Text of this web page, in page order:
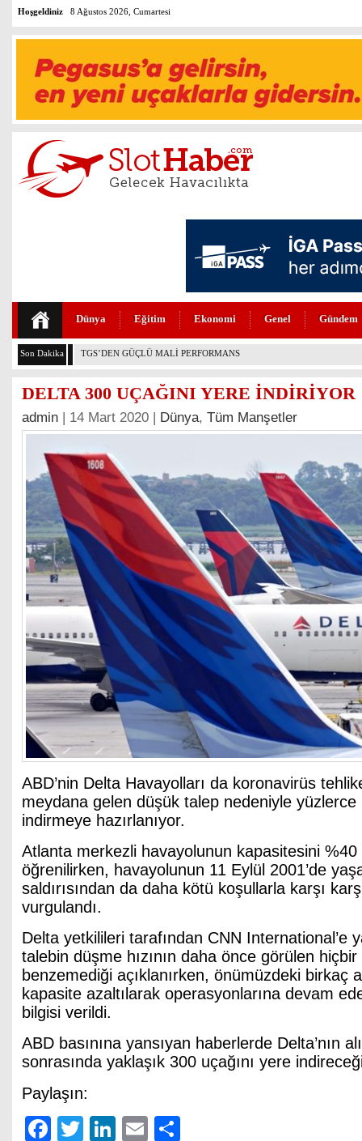
Hoşgeldiniz 8 Ağustos 2026, Cumartesi
Dünya Eğitim Ekonomi Genel Gündem
Son Dakika THY VE PEGASUS DÜNYANIN EN DEĞERLİLERİ ARASINDA
DELTA 300 UÇAĞINI YERE İNDİRİYOR
admin | 14 Mart 2020 | Dünya, Tüm Manşetler
ABD’nin Delta Havayolları da koronavirüs
meydana gelen düşük talep nedeniyle yüzlerce
indirmeye hazırlanıyor.
Atlanta merkezli havayolunun kapasitesini %40
öğrenilirken, havayolunun 11 Eylül 2001’de
saldırısından da daha kötü koşullarla karşı
vurgulandı.
Delta yetkilileri tarafından CNN International’e
talebin düşme hızının daha önce görülen
benzemediği açıklanırken, önümüzdeki birkaç
kapasite azaltılarak operasyonlarına devam
bilgisi verildi.
ABD basınına yansıyan haberlerde Delta’nın
sonrasında yaklaşık 300 uçağını yere
Paylaşın:
Facebook
TwitterLinkedIn
Email